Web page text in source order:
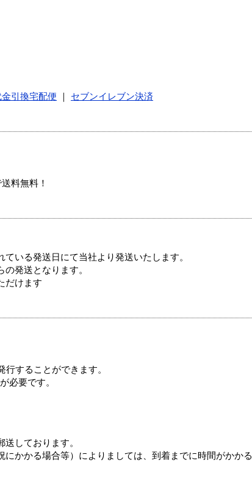
金引換宅配便
セブンイレブン決済
料無料！
いる発送日にて当社より発送いたします。
発送となります。
だけます
することができます。
必要です。
しております。
かかる場合等）によりましては、到着までに時間がかかる